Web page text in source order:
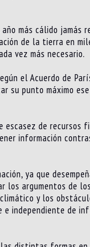
más cálido jamás
de la tierra en
vez más necesario.
el Acuerdo de
su punto máximo
escasez de recursos
información
ya que
los argumentos de
y los
e independiente de